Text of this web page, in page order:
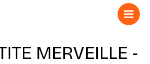
MERVEILLE -